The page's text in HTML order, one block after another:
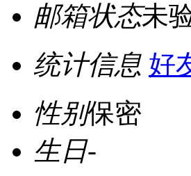
邮箱状态未
统计信息 好
性别保密
生日-